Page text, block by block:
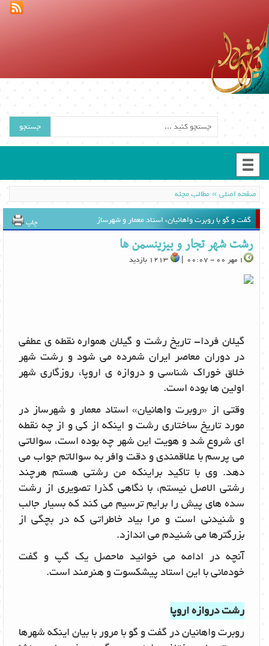
جستجو
صفحه اصلی»مطالب مجله
گفت و گو با روبرت واهانیان، استاد معمار و شهرساز چاپ
رشت شهر تجار و بیزینسمن ها
1 مهر 00 - 00:07 |
گیلان فردا- تاریخ رشت و گیلان همواره نقطه ی عطفی
در دوران معاصر ایران شمرده می شود و رشت شهر
خلاق خوراک شناسی و دروازه ی اروپا، روزگاری شهر
اولین ها بوده است.
وقتی از «روبرت واهانیان» استاد معمار و شهرساز در
مورد تاریخ ساختاری رشت و اینکه از کی و از چه نقطه
ای شروع شد و هویت این شهر چه بوده است، سوالاتی
می پرسم با علاقمندی و دقت وافر به سوالاتم جواب می
دهد. وی با تاکید براینکه من رشتی هستم هرچند
رشتی الاصل نیستم، با نگاهی گذرا تصویری از رشت
سده های پیش را برایم ترسیم می کند که بسیار جالب
و شنیدنی است و مرا بیاد خاطراتی که در بچگی از
بزرگترها می شنیدم می اندازد.
آنچه در ادامه می خوانید ماحصل یک گپ و گفت
خودمانی با این استاد پیشکسوت و هنرمند است.
رشت دروازه اروپا
روبرت واهانیان در گفت و گو با مرور با بیان اینکه شهرها